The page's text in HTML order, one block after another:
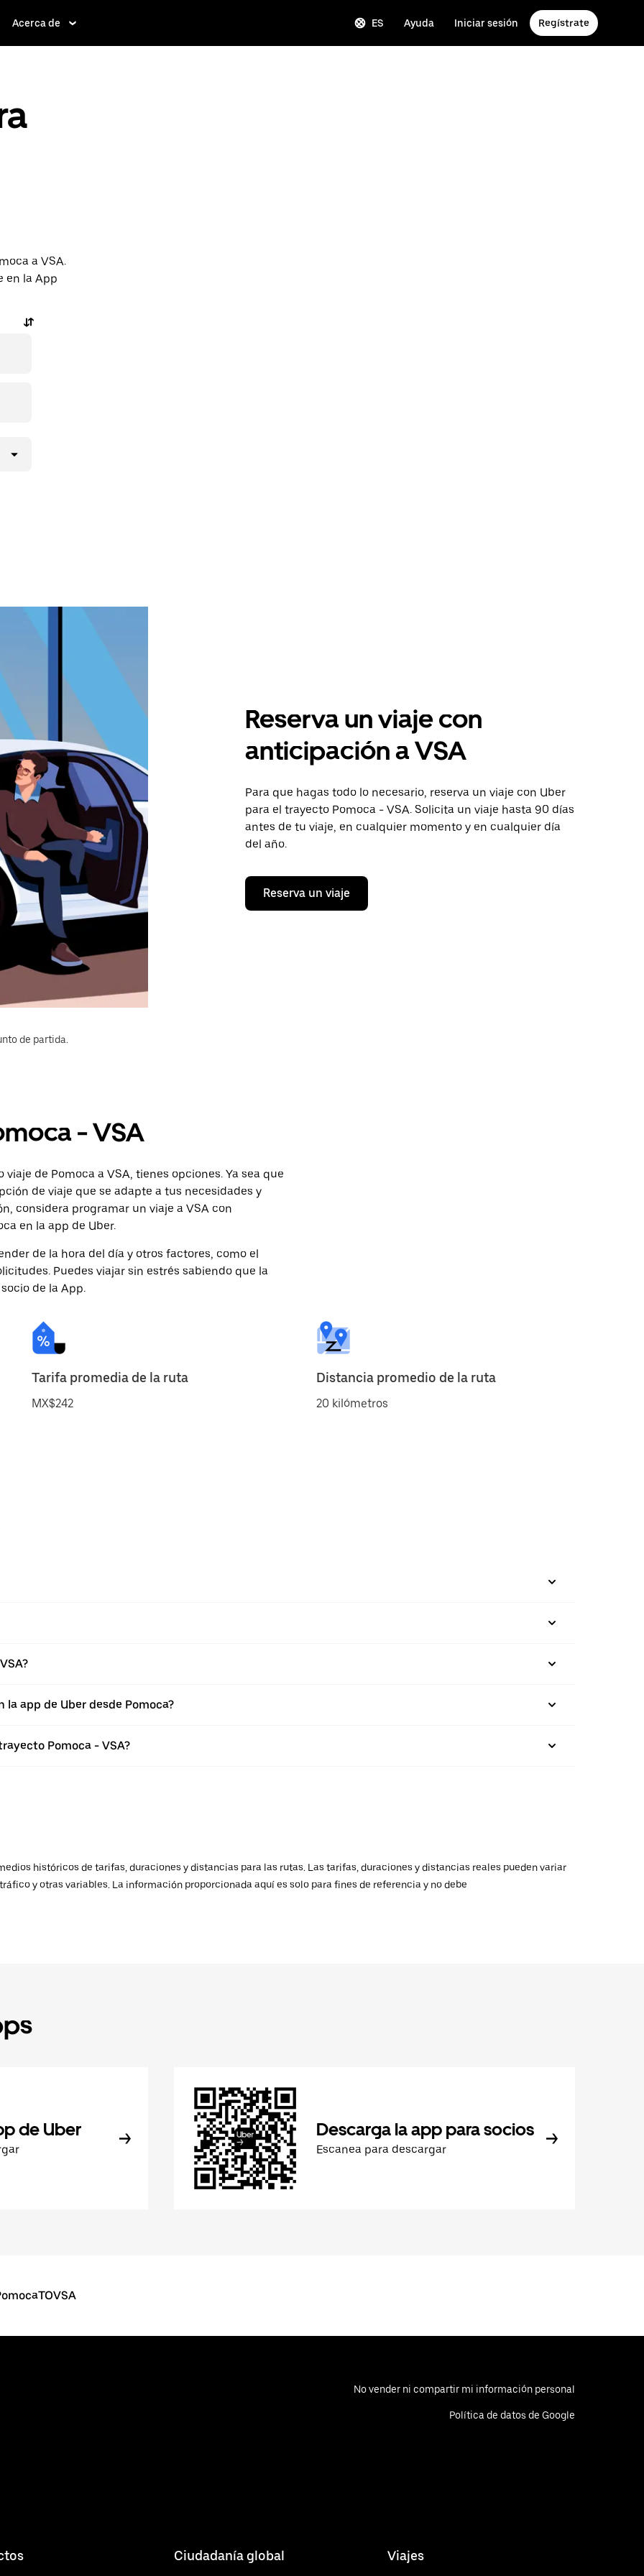
Acerca de ES Ayuda Iniciar sesión Regístrate
a VSA.
en la App
Reserva un viaje con
anticipación a VSA
Para que hagas todo lo necesario, reserva un viaje con Uber
para el trayecto Pomoca - VSA. Solicita un viaje hasta 90 días
antes de tu viaje, en cualquier momento y en cualquier día
del año.
Reserva un viaje
de partida.
- VSA
de Pomoca a VSA, tienes opciones. Ya sea que
de viaje que se adapte a tus necesidades y
considera programar un viaje a VSA con
en la app de Uber.
de la hora del día y otros factores, como el
Puedes viajar sin estrés sabiendo que la
de la App.
Tarifa promedia de la ruta
MX$242
Distancia promedio de la ruta
20 kilómetros
app de Uber desde Pomoca?
Pomoca - VSA?
históricos de tarifas, duraciones y distancias para las rutas. Las tarifas, duraciones y distancias reales pueden variar
y otras variables. La información proporcionada aquí es solo para fines de referencia y no debe
de Uber Descarga la app para socios
Escanea para descargar
No vender ni compartir mi información personal
Política de datos de Google
Ciudadanía global Viajes